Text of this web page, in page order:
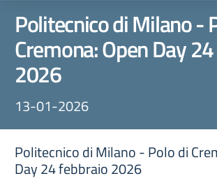
Politecnico di Milano -
Cremona: Open Day
2026
13-01-2026
Politecnico di Milano - Polo di
Day 24 febbraio 2026